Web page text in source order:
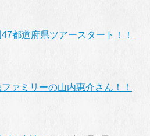
都道府県ツアースタート！！
ァミリーの山内惠介さん！！